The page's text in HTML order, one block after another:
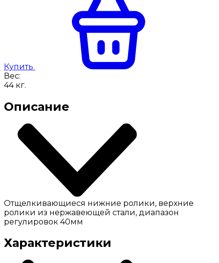
Купить
Вес:
44кг.
Описание
Отщелкивающиеся нижние ролики, верхние
ролики из нержавеющей стали, диапазон
регулировок 40мм
Характеристики